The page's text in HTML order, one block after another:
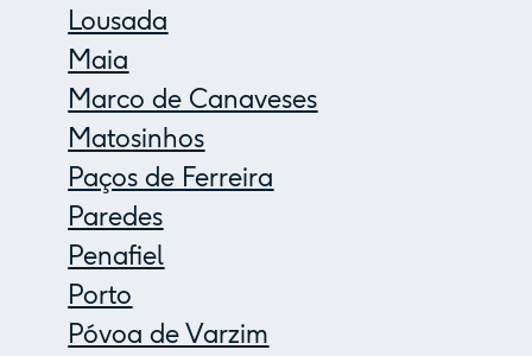
Lousada
Maia
Marco de Canaveses
Matosinhos
Paços de Ferreira
Paredes
Penafiel
Porto
Póvoa de Varzim